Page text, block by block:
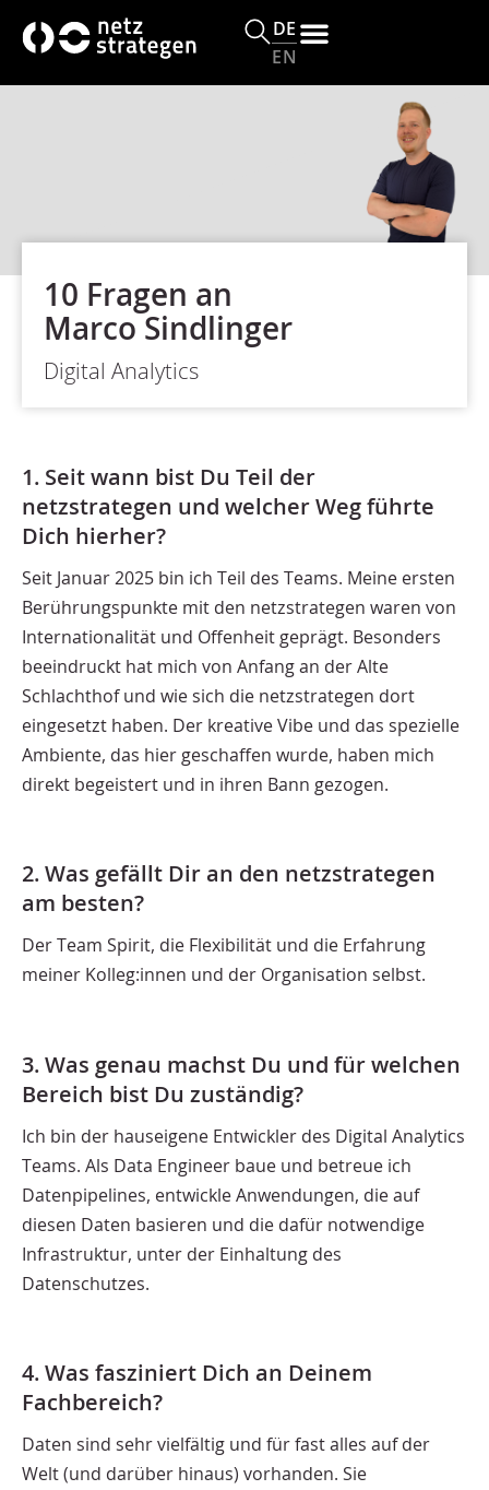
DE
EN
10 Fragen an
Marco Sindlinger
Digital Analytics
1. Seit wann bist Du Teil der
netzstrategen und welcher Weg führte
Dich hierher?
Seit Januar 2025 bin ich Teil des Teams. Meine ersten
Berührungspunkte mit den netzstrategen waren von
Internationalität und Offenheit geprägt. Besonders
beeindruckt hat mich von Anfang an der Alte
Schlachthof und wie sich die netzstrategen dort
eingesetzt haben. Der kreative Vibe und das spezielle
Ambiente, das hier geschaffen wurde, haben mich
direkt begeistert und in ihren Bann gezogen.
2. Was gefällt Dir an den netzstrategen
am besten?
Der Team Spirit, die Flexibilität und die Erfahrung
meiner Kolleg:innen und der Organisation selbst.
3. Was genau machst Du und für welchen
Bereich bist Du zuständig?
Ich bin der hauseigene Entwickler des Digital Analytics
Teams. Als Data Engineer baue und betreue ich
Datenpipelines, entwickle Anwendungen, die auf
diesen Daten basieren und die dafür notwendige
Infrastruktur, unter der Einhaltung des
Datenschutzes.
4. Was fasziniert Dich an Deinem
Fachbereich?
Daten sind sehr vielfältig und für fast alles auf der
Welt (und darüber hinaus) vorhanden. Sie